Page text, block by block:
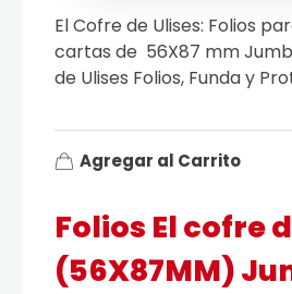
Folios El cofre
(56X87MM)
El Cofre de Ulises: Folios
cartas de 56X87 mm
de Ulises Folios, Funda y
Agregar al Carrito